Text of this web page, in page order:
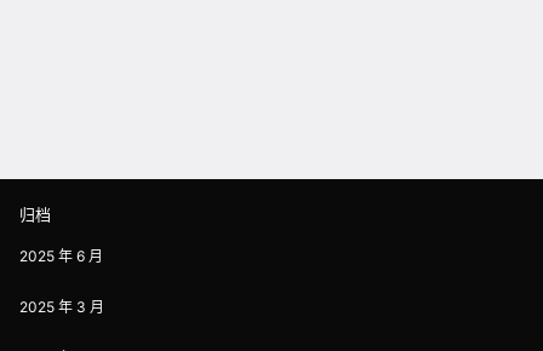
归档
2025 年 6 月
2025 年 3 月